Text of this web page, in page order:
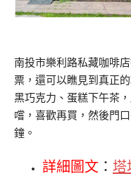
南投市樂利路私藏咖啡
票，還可以瞧見到真正
黑巧克力、蛋糕下午茶
嚐，喜歡再買，然後門
鐘。
詳細圖文 ： 塔